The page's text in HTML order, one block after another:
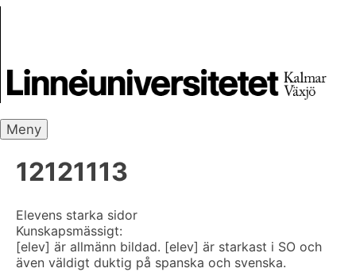
Meny
12121113
Elevens starka sidor
Kunskapsmässigt:
[elev] är allmänn bildad. [elev] är starkast i SO och
även väldigt duktig på spanska och svenska.